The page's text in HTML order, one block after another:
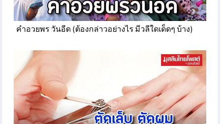
คำอวยพร วันอีด (ต้องกล่าวอย่างไร มีวลีใดเด็ดๆ บ้าง)